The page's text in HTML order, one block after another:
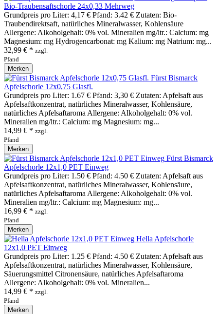
Bio-Traubensaftschorle 24x0,33 Mehrweg
Grundpreis pro Liter: 4,17 € Pfand: 3.42 € Zutaten: Bio-
Traubendirektsaft, natürliches Mineralwasser, Kohlensäure
Allergene: Alkoholgehalt: 0% vol. Mineralien mg/ltr.: Calcium: mg
Magnesium: mg Hydrogencarbonat: mg Kalium: mg Natrium: mg...
32,99 € * zzgl.
Pfand
Merken
Fürst Bismarck
Apfelschorle 12x0,75 Glasfl.
Grundpreis pro Liter: 1.67 € Pfand: 3,30 € Zutaten: Apfelsaft aus
Apfelsaftkonzentrat, natürliches Mineralwasser, Kohlensäure,
natürliches Apfelsaftaroma Allergene: Alkoholgehalt: 0% vol.
Mineralien mg/ltr.: Calcium: mg Magnesium: mg...
14,99 € * zzgl.
Pfand
Merken
Fürst Bismarck
Apfelschorle 12x1,0 PET Einweg
Grundpreis pro Liter: 1.50 € Pfand: 4.50 € Zutaten: Apfelsaft aus
Apfelsaftkonzentrat, natürliches Mineralwasser, Kohlensäure,
natürliches Apfelsaftaroma Allergene: Alkoholgehalt: 0% vol.
Mineralien mg/ltr.: Calcium: mg Magnesium: mg...
16,99 € * zzgl.
Pfand
Merken
Hella Apfelschorle
12x1,0 PET Einweg
Grundpreis pro Liter: 1.25 € Pfand: 4.50 € Zutaten: Apfelsaft aus
Apfelsaftkonzentrat, natürliches Mineralwasser, Kohlensäure,
Säuerungsmittel Citronensäure, natürliches Apfelsaftaroma
Allergene: Alkoholgehalt: 0% vol. Mineralien...
14,99 € * zzgl.
Pfand
Merken